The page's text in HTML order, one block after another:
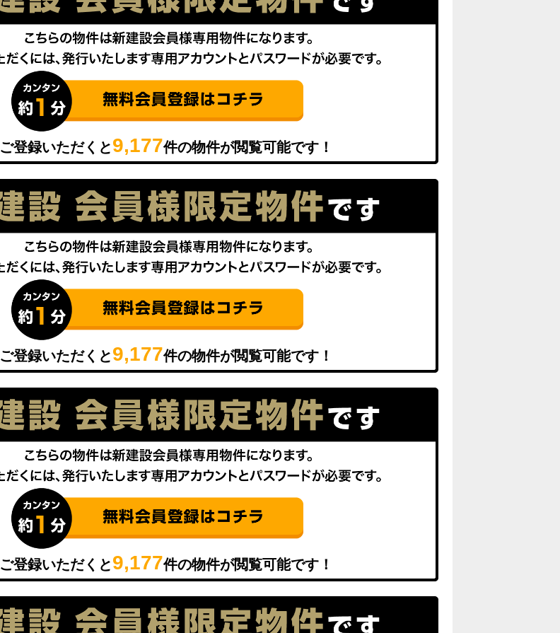
ご登録いただくと9,177件の物件が閲覧可能です！
ご登録いただくと9,177件の物件が閲覧可能です！
ご登録いただくと9,177件の物件が閲覧可能です！